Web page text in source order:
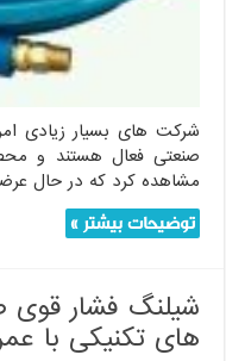
شرکت های بسیار زیادی
صنعتی فعال هستند و
مشاهده کرد که در حال
توضیحات بیشتر »
شیلنگ فشار
های تکنیکی با